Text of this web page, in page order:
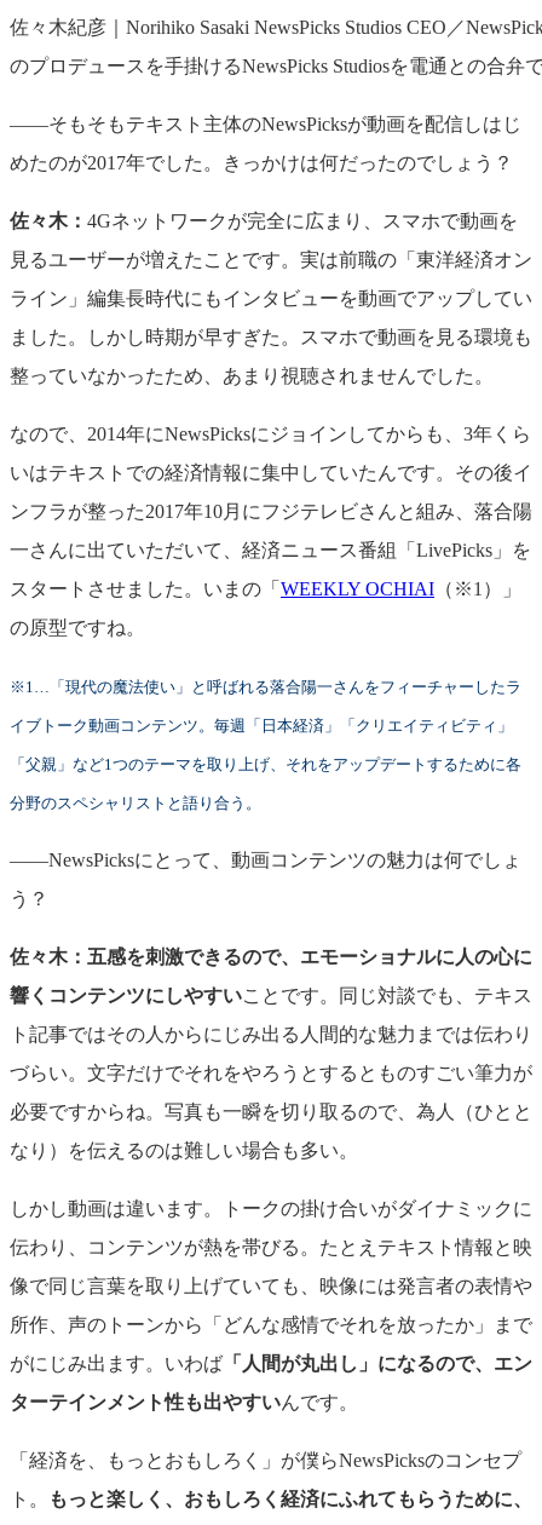
佐々木紀彦｜Norihiko Sasaki NewsPicks Studios CEO／
のプロデュースを手掛けるNewsPicks Studiosを電通との合
——そもそもテキスト主体のNewsPicksが動画を配信しはじ
めたのが2017年でした。きっかけは何だったのでしょう？
佐々木： 4Gネットワークが完全に広まり、スマホで動画を
見るユーザーが増えたことです。実は前職の「東洋経済オン
ライン」編集長時代にもインタビューを動画でアップしてい
ました。しかし時期が早すぎた。スマホで動画を見る環境も
整っていなかったため、あまり視聴されませんでした。
なので、2014年にNewsPicksにジョインしてからも、3年くら
いはテキストでの経済情報に集中していたんです。その後イ
ンフラが整った2017年10月にフジテレビさんと組み、落合陽
一さんに出ていただいて、経済ニュース番組「LivePicks」を
スタートさせました。いまの「 WEEKLY OCHIAI （※1）」
の原型ですね。
※1…「現代の魔法使い」と呼ばれる落合陽一さんをフィーチャーしたラ
イブトーク動画コンテンツ。毎週「日本経済」「クリエイティビティ」
「父親」など1つのテーマを取り上げ、それをアップデートするために各
分野のスペシャリストと語り合う。
——NewsPicksにとって、動画コンテンツの魅力は何でしょ
う？
佐々木： 五感を刺激できるので、エモーショナルに人の心に
響くコンテンツにしやすいことです。同じ対談でも、テキス
ト記事ではその人からにじみ出る人間的な魅力までは伝わり
づらい。文字だけでそれをやろうとするとものすごい筆力が
必要ですからね。写真も一瞬を切り取るので、為人（ひとと
なり）を伝えるのは難しい場合も多い。
しかし動画は違います。トークの掛け合いがダイナミックに
伝わり、コンテンツが熱を帯びる。たとえテキスト情報と映
像で同じ言葉を取り上げていても、映像には発言者の表情や
所作、声のトーンから「どんな感情でそれを放ったか」まで
がにじみ出ます。いわば 「人間が丸出し」になるので、エン
ターテインメント性も出やすいんです。
「経済を、もっとおもしろく」が僕らNewsPicksのコンセプ
ト。
も っと楽しく、おもしろく経済にふれてもらうために、